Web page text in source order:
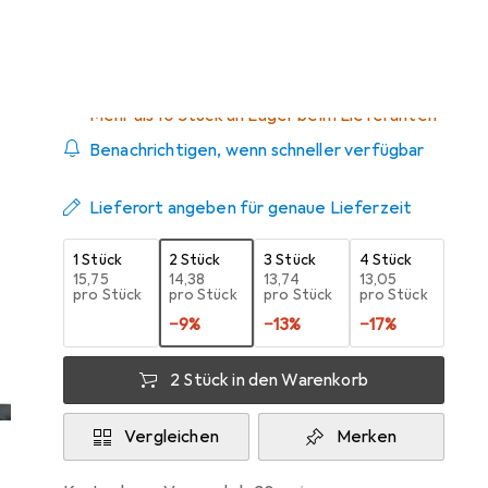
Mehr als 10 Stück an Lager beim Lieferanten
Benachrichtigen, wenn schneller verfügbar
Lieferort angeben für genaue Lieferzeit
1 Stück
EUR
15,75
pro Stück
2 Stück
EUR
14,38
pro Stück
−9%
3 Stück
EUR
13,74
pro Stück
−13%
4 Stück
EUR
13,05
pro Stück
−17%
2 Stück in den Warenkorb
Vergleichen Merken